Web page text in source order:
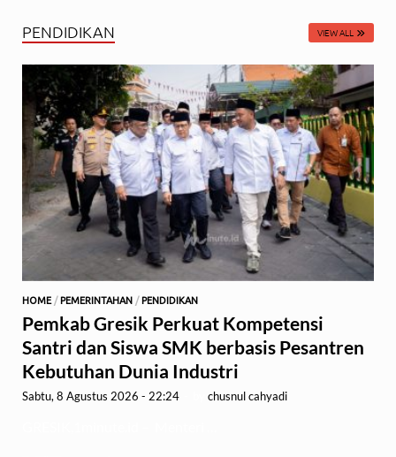
PENDIDIKAN VIEW ALL
HOME/ PEMERINTAHAN / PENDIDIKAN
Pemkab Gresik Perkuat Kompetensi
Santri dan Siswa SMK berbasis Pesantren
Kebutuhan Dunia Industri
Sabtu, 8 Agustus 2026 - 22:24 chusnul cahyadi